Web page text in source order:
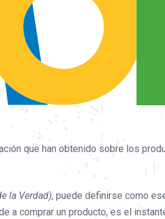
que han obtenido sobre los
la Verdad), puede definirse como
a comprar un producto, es el